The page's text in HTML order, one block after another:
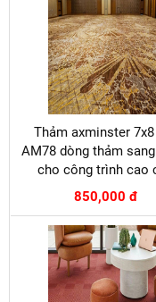
Thảm axminster
AM78 dòng thảm
cho công trình cao
850,000 đ